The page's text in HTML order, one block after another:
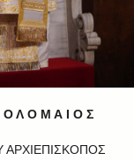
Ο Λ Ο Μ Α Ι Ο Σ